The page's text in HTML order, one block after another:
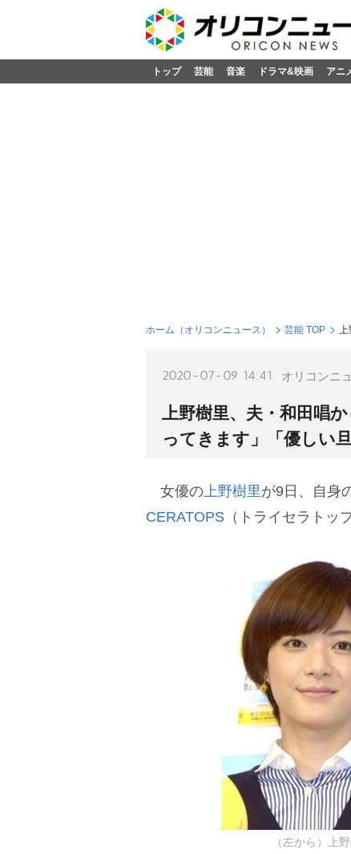
トップ 芸能 音楽 ドラマ&映画 アニ
ホーム（オリコンニュース） 芸能 TOP 上
2020-07-09 14:41 オリコンニ
上野樹里、夫・和田唱
ってきます」「優しい旦
女優の上野樹里が9日、自身
CERATOPS （トライセラトッ
（左から）上